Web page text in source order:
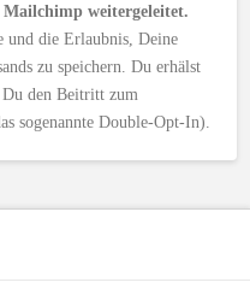
weitergeleitet.
und die Erlaubnis, Deine
zu speichern. Du erhälst
den Beitritt zum
sogenannte Double-Opt-In).